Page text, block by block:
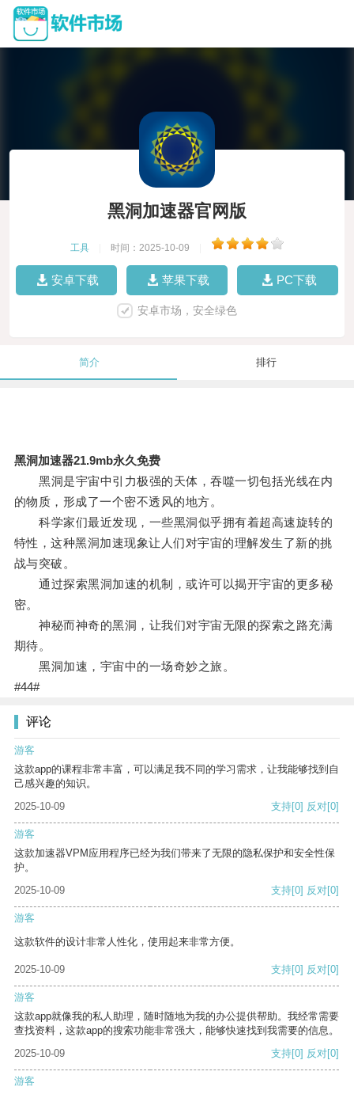
黑洞加速器官网版
工具 时间：2025-10-09
安卓下载 苹果下载 PC下载
安卓市场，安全绿色
简介 排行
黑洞加速器21.9mb永久免费
黑洞是宇宙中引力极强的天体，吞噬一切包括光线在内
的物质，形成了一个密不透风的地方。
科学家们最近发现，一些黑洞似乎拥有着超高速旋转的
特性，这种黑洞加速现象让人们对宇宙的理解发生了新的挑
战与突破。
通过探索黑洞加速的机制，或许可以揭开宇宙的更多秘
密。
神秘而神奇的黑洞，让我们对宇宙无限的探索之路充满
期待。
黑洞加速，宇宙中的一场奇妙之旅。
#44#
评论
游客
这款app的课程非常丰富，可以满足我不同的学习需求，让我能够找到自
己感兴趣的知识。
2025-10-09
支持[0] 反对[0]
游客
这款加速器VPM应用程序已经为我们带来了无限的隐私保护和安全性保
护。
2025-10-09
支持[0] 反对[0]
游客
这款软件的设计非常人性化，使用起来非常方便。
2025-10-09 支持[0] 反对[0]
游客
这款app就像我的私人助理，随时随地为我的办公提供帮助。我经常需要
查找资料，这款app的搜索功能非常强大，能够快速找到我需要的信息。
2025-10-09
支持[0] 反对[0]
游客